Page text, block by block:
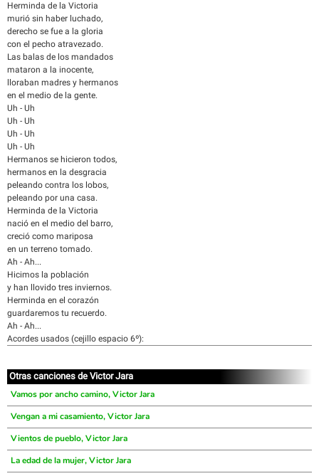
Herminda de la Victoria
murió sin haber luchado,
derecho se fue a la gloria
con el pecho atravezado.
Las balas de los mandados
mataron a la inocente,
lloraban madres y hermanos
en el medio de la gente.
Uh - Uh
Uh - Uh
Uh - Uh
Uh - Uh
Hermanos se hicieron todos,
hermanos en la desgracia
peleando contra los lobos,
peleando por una casa.
Herminda de la Victoria
nació en el medio del barro,
creció como mariposa
en un terreno tomado.
Ah - Ah...
Hicimos la población
y han llovido tres inviernos.
Herminda en el corazón
guardaremos tu recuerdo.
Ah - Ah...
Acordes usados (cejillo espacio 6º):
Otras canciones de Victor Jara
Vamos por ancho camino, Victor Jara
Vengan a mi casamiento, Victor Jara
Vientos de pueblo, Victor Jara
La edad de la mujer, Victor Jara